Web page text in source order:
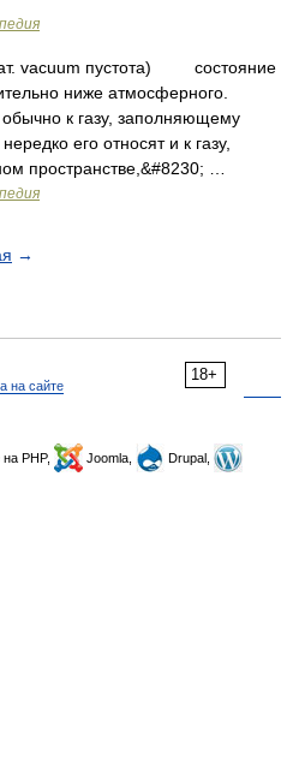
vacuum пустота) состояние
ниже атмосферного.
к газу, заполняющему
его относят и к газу,
пространстве,&#8230; …
→
18+
на сайте
на PHP, Joomla,
Drupal,